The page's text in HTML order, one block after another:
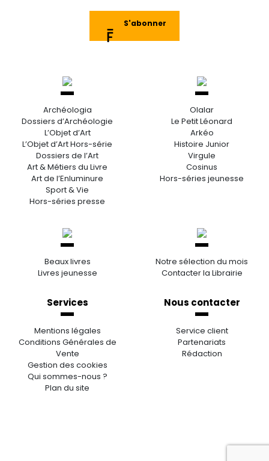
S'abonner
Archéologia
Dossiers d’Archéologie
L’Objet d’Art
L’Objet d’Art Hors-série
Dossiers de l’Art
Art & Métiers du Livre
Art de l’Enluminure
Sport & Vie
Hors-séries presse
Olalar
Le Petit Léonard
Arkéo
Histoire Junior
Virgule
Cosinus
Hors-séries jeunesse
Beaux livres
Livres jeunesse
Notre sélection du mois
Contacter la Librairie
Services
Mentions légales
Conditions Générales de
Vente
Gestion des cookies
Qui sommes-nous ?
Plan du site
Nous contacter
Service client
Partenariats
Rédaction